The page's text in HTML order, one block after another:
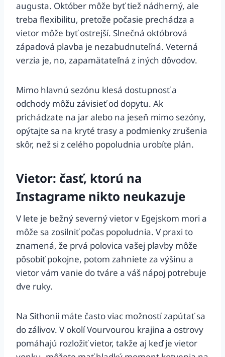
augusta. Október môže byť tiež nádherný, ale
treba flexibilitu, pretože počasie prechádza a
vietor môže byť ostrejší. Slnečná októbrová
západová plavba je nezabudnuteľná. Veterná
verzia je, no, zapamätateľná z iných dôvodov.
Mimo hlavnú sezónu klesá dostupnosť a
odchody môžu závisieť od dopytu. Ak
prichádzate na jar alebo na jeseň mimo sezóny,
opýtajte sa na kryté trasy a podmienky zrušenia
skôr, než si z celého popoludnia urobíte plán.
Vietor: časť, ktorú na
Instagrame nikto neukazuje
V lete je bežný severný vietor v Egejskom mori a
môže sa zosilniť počas popoludnia. V praxi to
znamená, že prvá polovica vašej plavby môže
pôsobiť pokojne, potom zahniete za výšinu a
vietor vám vanie do tváre a váš nápoj potrebuje
dve ruky.
Na Sithonii máte často viac možností zapútať sa
do zálivov. V okolí Vourvourou krajina a ostrovy
pomáhajú rozložiť vietor, takže aj keď je vietor